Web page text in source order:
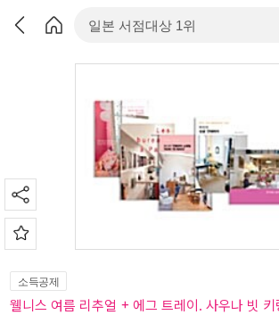
소득공제
웰니스 여름 리추얼 + 에그 트레이. 사우나 빗